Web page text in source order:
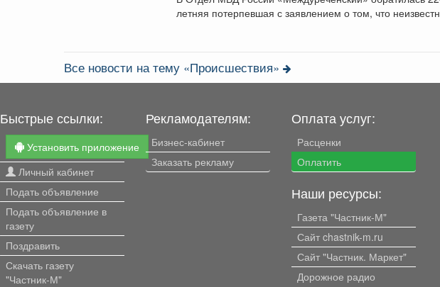
летняя потерпевшая с заявлением о том, что
Все новости на тему «Происшествия»
Быстрые ссылки:
Установить приложение
Личный кабинет
Подать объявление
Подать объявление в
газету
Поздравить
Скачать газету
"Частник-М"
Рекламодателям:
Бизнес-кабинет
Заказать рекламу
Оплата услуг:
Расценки
Оплатить
Наши ресурсы:
Газета "Частник-М"
Сайт chastnik-m.ru
Сайт "Частник. Маркет"
Дорожное радио